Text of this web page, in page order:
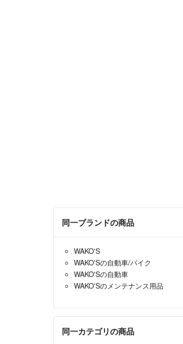
同一ブランドの商品
WAKO'S
WAKO'Sの自動車/バイク
WAKO'Sの自動車
WAKO'Sのメンテナンス用品
同一カテゴリの商品